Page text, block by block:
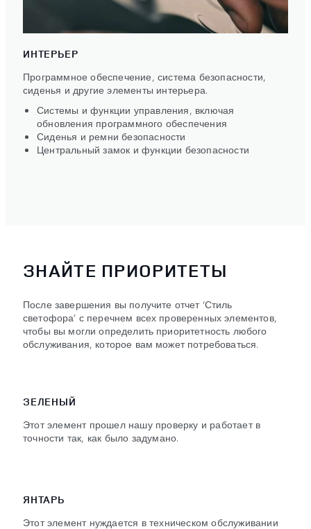
ИНТЕРЬЕР
Программное обеспечение, система безопасности,
сиденья и другие элементы интерьера.
Системы и функции управления, включая
обновления программного обеспечения
Сиденья и ремни безопасности
Центральный замок и функции безопасности
ЗНАЙТЕ ПРИОРИТЕТЫ
После завершения вы получите отчет ‘Стиль
светофора’ с перечнем всех проверенных элементов,
чтобы вы могли определить приоритетность любого
обслуживания, которое вам может потребоваться.
ЗЕЛЕНЫЙ
Этот элемент прошел нашу проверку и работает в
точности так, как было задумано.
ЯНТАРЬ
Этот элемент нуждается в техническом обслуживании